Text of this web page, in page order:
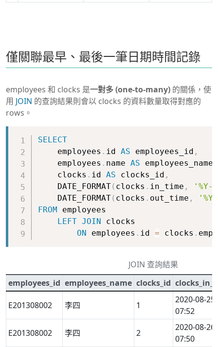
僅關聯最早、最後一筆日期時間記錄
employees 和 clocks 是一對多 (one-to-many) 的關係，使
用 JOIN 的查詢結果則會以 clocks 的資料數量取得對應的
rows。
SELECT
    employees
. id AS employees_id ,
    employees
. name AS employees_name
    clocks
. id AS clocks_id ,
    DATE_FORMAT
( clocks . in_time ,
'%Y-
    DATE_FORMAT
( clocks . out_time ,
FROM employees
LEFT JOIN clocks
ON employees . id = clocks .
JOIN 查詢結果
employees_id employees_name clocks_id
E201308002 李四 1
2020-08-25
07:52
E201308002 李四 2
2020-08-26
07:50